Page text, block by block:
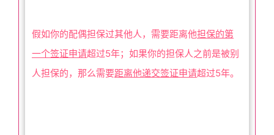
假如你的配偶担保过其他人，需要距离他担保的第
一个签证申请超过5年；如果你的担保人之前是被别
人担保的，那么需要距离他递交签证申请超过5年。